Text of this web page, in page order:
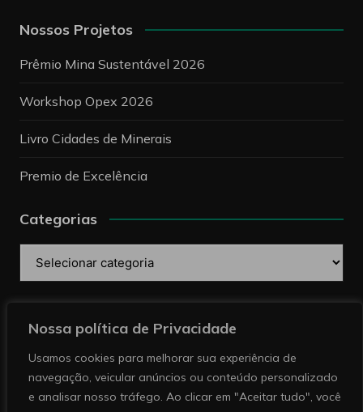
Nossa política de Privacidade
Usamos cookies para melhorar sua experiência de
navegação, veicular anúncios ou conteúdo personalizado
e analisar nosso tráfego. Ao clicar em "Aceitar tudo", você
Nossos Projetos
Prêmio Mina Sustentável 2026
Workshop Opex 2026
Livro Cidades de Minerais
Premio de Excelência
Categorias